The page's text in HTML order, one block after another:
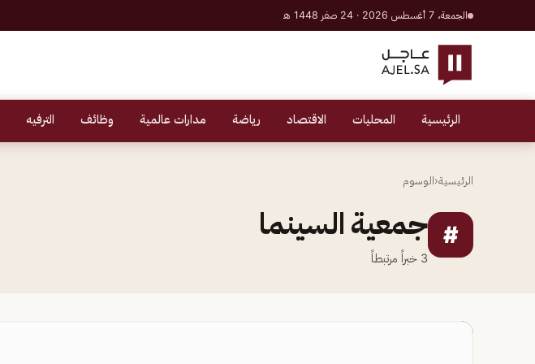
الجمعة، 7 أغسطس 2026 · 24 صفر 1448 هـ
الرئيسية المحليات الاقتصاد رياضة مدارات عالمية وظائف الترفيه
الرئيسية‹الوسوم
# جمعية السينما
3 خبراً مرتبطاً